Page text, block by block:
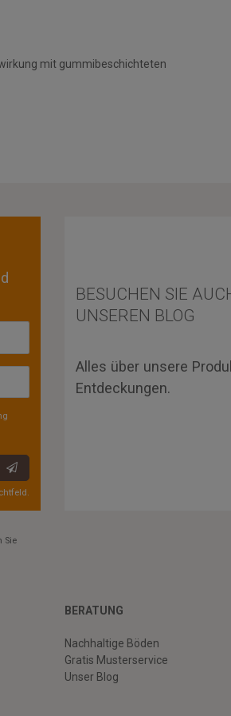
mit gummibeschichteten
BESUCHEN SIE
UNSEREN BLOG
Alles über unsere
Entdeckungen.
Sie
BERATUNG
Nachhaltige Böden
Gratis Musterservice
Unser Blog